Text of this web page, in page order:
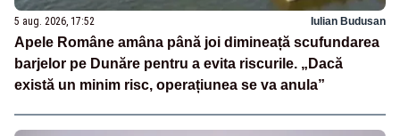
5 aug. 2026, 17:52 Iulian Budusan
Apele Române amâna până joi dimineață scufundarea
barjelor pe Dunăre pentru a evita riscurile. „Dacă
există un minim risc, operațiunea se va anula”